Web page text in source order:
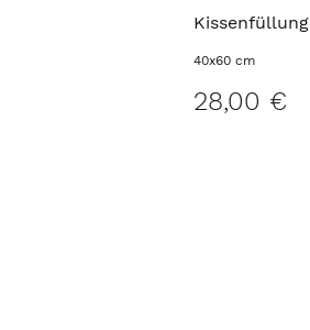
Kissenfüllung
40x60 cm
28,00 €